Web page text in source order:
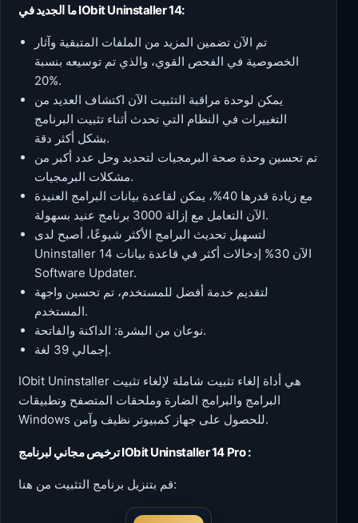
ما الجديد في IObit Uninstaller 14:
تم الآن تضمين المزيد من الملفات المتبقية وآثار
الخصوصية في الفحص القوي، والذي تم توسيعه بنسبة
20%.
يمكن لوحدة مراقبة التثبيت الآن اكتشاف العديد من
التغييرات في النظام التي تحدث أثناء تثبيت البرنامج
بشكل أكثر دقة.
تم تحسين وحدة صحة البرمجيات لتحديد وحل عدد أكبر من
مشكلات البرمجيات.
مع زيادة قدرها 40%، يمكن لقاعدة بيانات البرامج العنيدة
الآن التعامل مع إزالة 3000 برنامج عنيد بسهولة.
لتسهيل تحديث البرامج الأكثر شيوعًا، أصبح لدى
Uninstaller 14 الآن 30% إدخالات أكثر في قاعدة بيانات
Software Updater.
لتقديم خدمة أفضل للمستخدم، تم تحسين واجهة
المستخدم.
نوعان من البشرة: الداكنة والفاتحة.
إجمالي 39 لغة.
IObit Uninstaller هي أداة إلغاء تثبيت شاملة لإلغاء تثبيت
البرامج والبرامج الضارة وملحقات المتصفح وتطبيقات
Windows للحصول على جهاز كمبيوتر نظيف وآمن.
ترخيص مجاني لبرنامج IObit Uninstaller 14 Pro :
قم بتنزيل برنامج التثبيت من هنا: